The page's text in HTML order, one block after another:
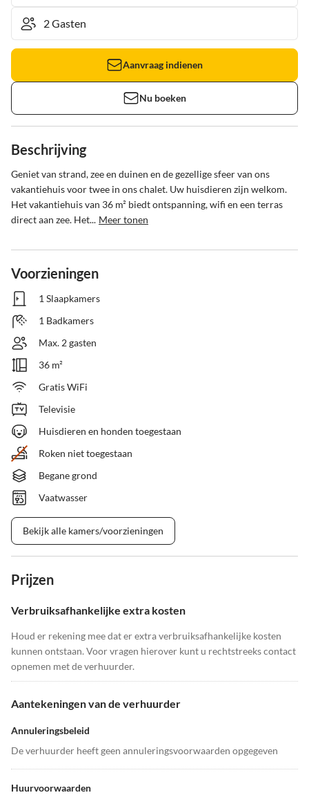
Aanvraag indienen
Nu boeken
Beschrijving
Geniet van strand, zee en duinen en de gezellige sfeer van ons
vakantiehuis voor twee in ons chalet. Uw huisdieren zijn welkom.
Het vakantiehuis van 36 m² biedt ontspanning, wifi en een terras
direct aan zee. Het... Meer tonen
Voorzieningen
1 Slaapkamers
1 Badkamers
Max. 2 gasten
36 m²
Gratis WiFi
Televisie
Huisdieren en honden toegestaan
Roken niet toegestaan
Begane grond
Vaatwasser
Bekijk alle kamers/voorzieningen
Prijzen
Verbruiksafhankelijke extra kosten
Houd er rekening mee dat er extra verbruiksafhankelijke kosten
kunnen ontstaan. Voor vragen hierover kunt u rechtstreeks contact
opnemen met de verhuurder.
Aantekeningen van de verhuurder
Annuleringsbeleid
De verhuurder heeft geen annuleringsvoorwaarden opgegeven
Huurvoorwaarden